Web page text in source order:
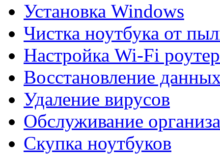
Установка Windows
Чистка ноутбука от
Настройка Wi-Fi
Восстановление
Удаление вирусов
Обслуживание
Скупка ноутбуков